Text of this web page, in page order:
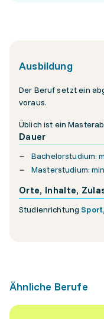
Ausbildung
Der Beruf setzt ein
voraus.
Üblich ist ein
Dauer
Bachelorstudium:
Masterstudium:
Orte, Inhalte,
Studienrichtung
Ähnliche Berufe